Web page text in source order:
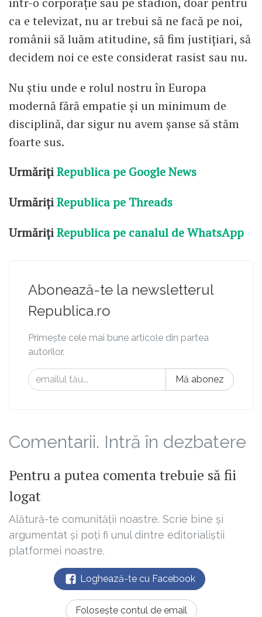
ca e televizat, nu ar trebui să ne facă pe noi,
românii să luăm atitudine, să fim justițiari, să
decidem noi ce este considerat rasist sau nu.
Nu știu unde e rolul nostru în Europa
modernă fără empatie și un minimum de
disciplină, dar sigur nu avem șanse să stăm
foarte sus.
UrmărițiRepublica pe Google News
UrmărițiRepublica pe Threads
UrmărițiRepublica pe canalul de WhatsApp
Abonează-te la newsletterul
Republica.ro
Primește cele mai bune articole din partea
autorilor.
Mă abonez
Comentarii. Intră în dezbatere
Pentru a putea comenta trebuie să fii
logat
Alătură-te comunității noastre. Scrie bine și
argumentat și poți fi unul dintre editorialiștii
platformei noastre.
Loghează-te cu Facebook
Folosește contul de email